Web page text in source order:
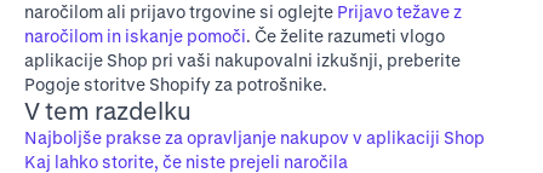
naročilom ali prijavo trgovine si oglejte Prijavo težave z
naročilom in iskanje pomoči. Če želite razumeti vlogo
aplikacije Shop pri vaši nakupovalni izkušnji, preberite
Pogoje storitve Shopify za potrošnike.
V tem razdelku
Najboljše prakse za opravljanje nakupov v aplikaciji Shop
Kaj lahko storite, če niste prejeli naročila